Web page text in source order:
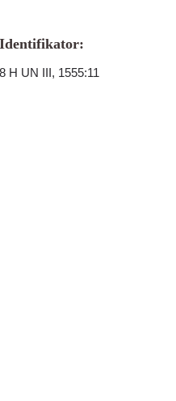
Identifikator:
8 H UN III, 1555:11